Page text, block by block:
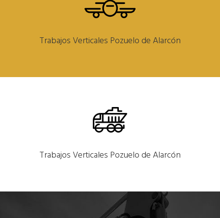
Trabajos Verticales Pozuelo de Alarcón
Trabajos Verticales Pozuelo de Alarcón